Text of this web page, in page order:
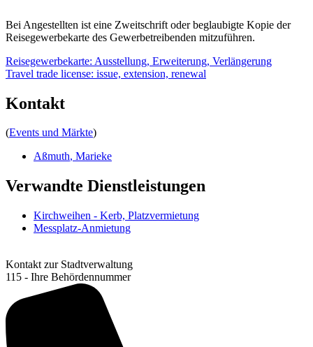
Bei Angestellten ist eine Zweitschrift oder beglaubigte Kopie der
Reisegewerbekarte des Gewerbetreibenden mitzuführen.
Reisegewerbekarte: Ausstellung, Erweiterung, Verlängerung
Travel trade license: issue, extension, renewal
Kontakt
(Events und Märkte)
Aßmuth, Marieke
Verwandte Dienstleistungen
Kirchweihen - Kerb, Platzvermietung
Messplatz-Anmietung
Kontakt zur Stadtverwaltung
115 - Ihre Behördennummer